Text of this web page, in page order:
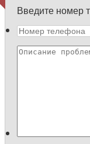
Введите номер